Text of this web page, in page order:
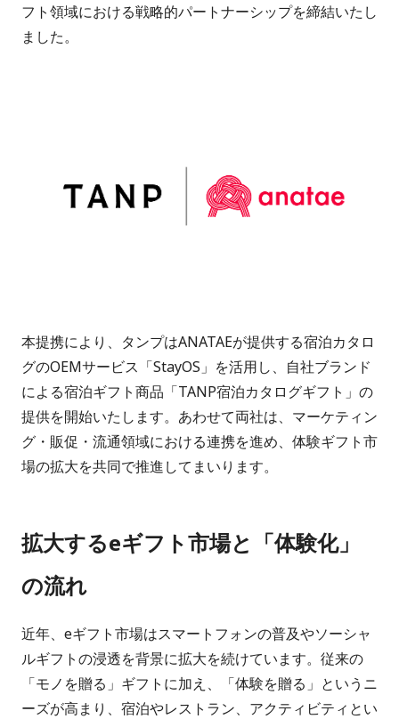
フト領域における戦略的パートナーシップを締結いたし
ました。
本提携により、タンプはANATAEが提供する宿泊カタロ
グのOEMサービス「StayOS」を活用し、自社ブランド
による宿泊ギフト商品「TANP宿泊カタログギフト」の
提供を開始いたします。あわせて両社は、マーケティン
グ・販促・流通領域における連携を進め、体験ギフト市
場の拡大を共同で推進してまいります。
拡大するeギフト市場と「体験化」
の流れ
近年、eギフト市場はスマートフォンの普及やソーシャ
ルギフトの浸透を背景に拡大を続けています。従来の
「モノを贈る」ギフトに加え、「体験を贈る」というニ
ーズが高まり、宿泊やレストラン、アクティビティとい